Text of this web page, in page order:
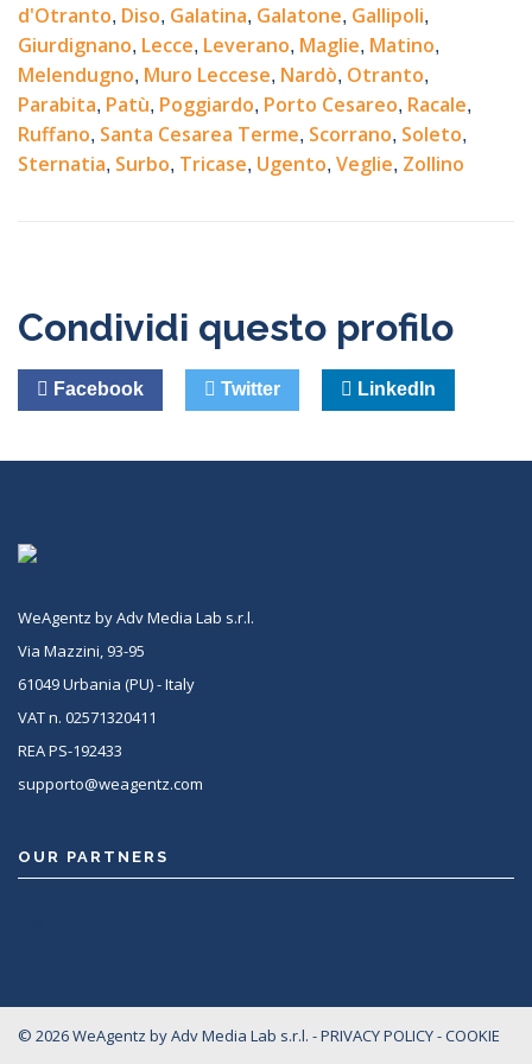
d'Otranto, Diso, Galatina, Galatone, Gallipoli,
Giurdignano, Lecce, Leverano, Maglie, Matino,
Melendugno, Muro Leccese, Nardò, Otranto,
Parabita, Patù, Poggiardo, Porto Cesareo, Racale,
Ruffano, Santa Cesarea Terme, Scorrano, Soleto,
Sternatia, Surbo, Tricase, Ugento, Veglie, Zollino
Condividi questo profilo
Facebook Twitter LinkedIn
Per visualizzare le modifiche è necessario salvare.
Potrai aggiornare le informazioni ogni volta che lo
vorrai.
Aggiungi pagina
AGESTANET MLS
GESTIFIAIP
IMMOBIWEB MLS
MLS CONSIMM
MLS FIAIP
MLS REPLAT
Video in evidenza
Per visualizzare le modifiche è necessario salvare.
Salva e vedi subito il tuo profilo con i dati che hai
appena inserito.
Potrai continuare ad aggiungere informazioni e
modificarle per completare il tuo profilo.
Numero di locazioni nell'ultimo anno
WeAgentz by Adv Media Lab s.r.l.
Via Mazzini, 93-95
61049 Urbania (PU) - Italy
VAT n. 02571320411
REA PS-192433
supporto@weagentz.com
OUR PARTNERS
© 2026 WeAgentz by Adv Media Lab s.r.l. -PRIVACY POLICY-COOKIE